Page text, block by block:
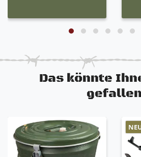
Das könnte
gefallen